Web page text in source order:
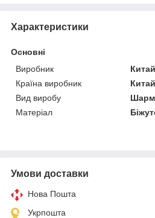
Характеристики
Основні
Виробник
Країна виробник
Китай
Вид виробу
Матеріал
Умови доставки
Нова Пошта
Укрпошта